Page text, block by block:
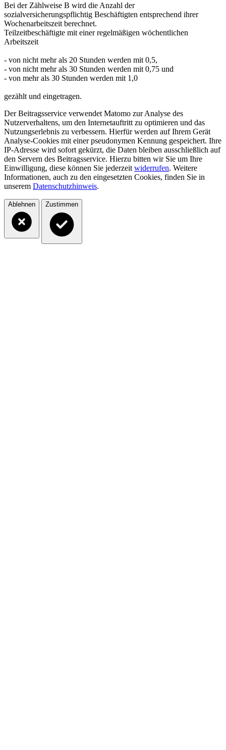
Bei der Zählweise B wird die Anzahl der
sozialversicherungspflichtig Beschäftigten entsprechend ihrer
Wochenarbeitszeit berechnet.
Teilzeitbeschäftigte mit einer regelmäßigen wöchentlichen
Arbeitszeit
- von nicht mehr als 20 Stunden werden mit 0,5,
- von nicht mehr als 30 Stunden werden mit 0,75 und
- von mehr als 30 Stunden werden mit 1,0
gezählt und eingetragen.
Der Beitragsservice verwendet Matomo zur Analyse des
Nutzerverhaltens, um den Internetauftritt zu optimieren und das
Nutzungserlebnis zu verbessern. Hierfür werden auf Ihrem Gerät
Analyse-Cookies mit einer pseudonymen Kennung gespeichert. Ihre
IP-Adresse wird sofort gekürzt, die Daten bleiben ausschließlich auf
den Servern des Beitragsservice. Hierzu bitten wir Sie um Ihre
Einwilligung, diese können Sie jederzeit widerrufen. Weitere
Informationen, auch zu den eingesetzten Cookies, finden Sie in
unserem Datenschutzhinweis.
Ablehnen Zustimmen